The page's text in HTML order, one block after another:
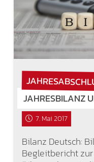
JAHRESBILANZ
7. Mai 2017
Bilanz Deutsch:
Begleitbericht